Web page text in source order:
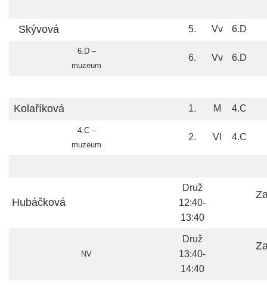
Skývová 5. Vv 6.D
6.D –
muzeum
6. Vv 6.D
Kolaříková 1. M 4.C
4.C –
muzeum
2. Vl 4.C
Hubáčková
Druž
12:40-
13:40
NV
Druž
13:40-
14:40